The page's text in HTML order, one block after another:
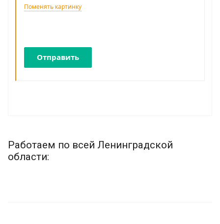
Поменять картинку
Отправить
Работаем по всей Ленинградской
области: